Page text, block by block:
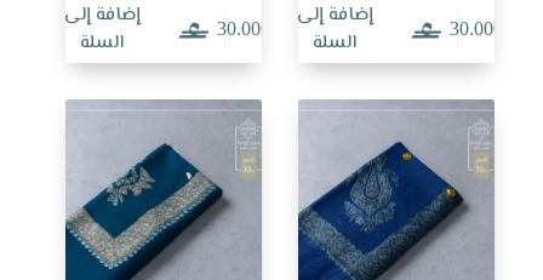
30.000
إضافة إلى
السلة
30.000
إضافة إلى
السلة